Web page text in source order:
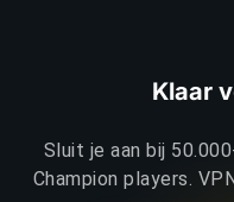
Klaar
Sluit je aan bij
Champion players.